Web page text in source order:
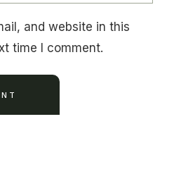
and website in this
time I comment.